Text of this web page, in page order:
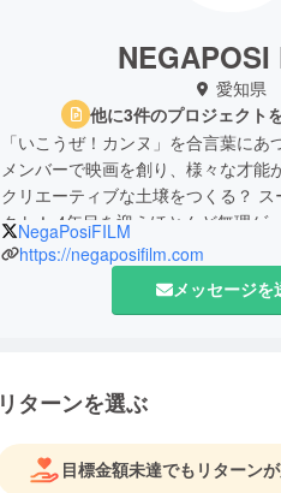
NEGAPOSI
愛知県
他に3件のプロジェクト
「いこうぜ！カンヌ」を合言葉に
メンバーで映画を創り、様々な才能
クリエーティブな土壌をつくる？
クト！ 4年目を迎えほとんど無理ゲ
映画 #名古屋 #映画祭＃豊田＃愛知＃
NegaPosiFILM
https://negaposifilm.com
メッセージを
リターンを選ぶ
目標金額未達でもリターン